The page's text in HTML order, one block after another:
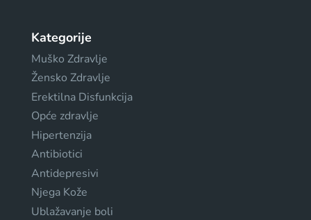
Kategorije
Muško Zdravlje
Žensko Zdravlje
Erektilna Disfunkcija
Opće zdravlje
Hipertenzija
Antibiotici
Antidepresivi
Njega Kože
Ublažavanje boli